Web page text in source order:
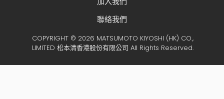
聯絡我們
COPYRIGHT © 2026 MATSUMOTO KIYOSHI (HK) CO.,
LIMITED 松本清香港股份有限公司 All Rights Reserved.